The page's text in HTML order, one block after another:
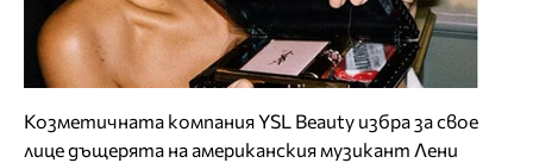
Козметичната компания YSL Beauty избра за свое
лице дъщерята на американския музикант Лени